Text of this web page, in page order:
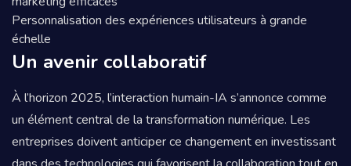
Personnalisation des expériences utilisateurs à grande
échelle
Un avenir collaboratif
À l’horizon 2025, l’interaction humain-IA s’annonce comme
un élément central de la transformation numérique. Les
entreprises doivent anticiper ce changement en investissant